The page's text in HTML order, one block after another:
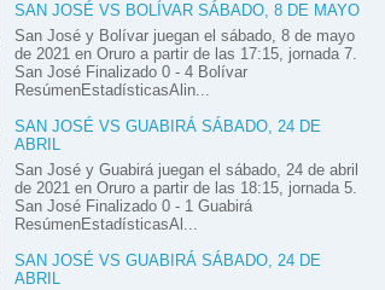
SAN JOSÉ VS BOLÍVAR SÁBADO, 8 DE MAYO
San José y Bolívar juegan el sábado, 8 de mayo
de 2021 en Oruro a partir de las 17:15, jornada 7.
San José Finalizado 0 - 4 Bolívar
ResúmenEstadísticasAlin...
SAN JOSÉ VS GUABIRÁ SÁBADO, 24 DE
ABRIL
San José y Guabirá juegan el sábado, 24 de abril
de 2021 en Oruro a partir de las 18:15, jornada 5.
San José Finalizado 0 - 1 Guabirá
ResúmenEstadísticasAl...
SAN JOSÉ VS GUABIRÁ SÁBADO, 24 DE
ABRIL